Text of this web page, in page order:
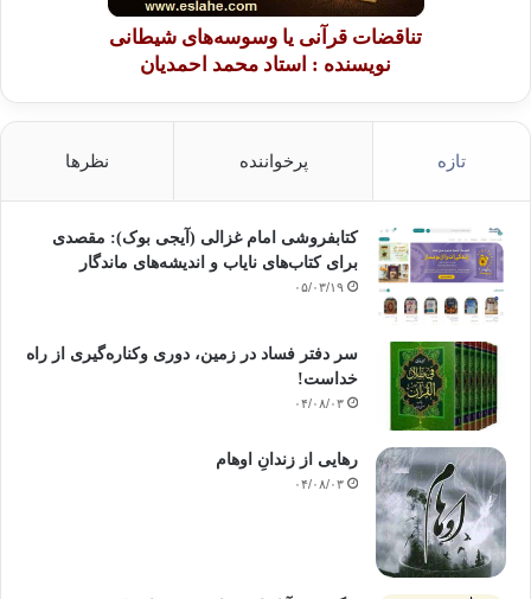
تناقضات قرآنی یا وسوسه‌های شیطانی
نویسنده : استاد محمد احمدیان
تازه پرخواننده نظرها
کتابفروشی امام غزالی (آیجی بوک): مقصدی
برای کتاب‌های نایاب و اندیشه‌های ماندگار
۰۵/۰۳/۱۹
سر دفتر فساد در زمین‌، دوری وکناره‌گیری از راه
خداست‌!
۰۴/۰۸/۰۳
رهایی از زندانِ اوهام
۰۴/۰۸/۰۳